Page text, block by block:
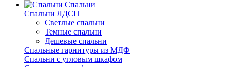
Спальни
Спальни ЛДСП
Светлые спальни
Темные спальни
Дешевые спальни
Спальные гарнитуры из МДФ
Спальни с угловым шкафом